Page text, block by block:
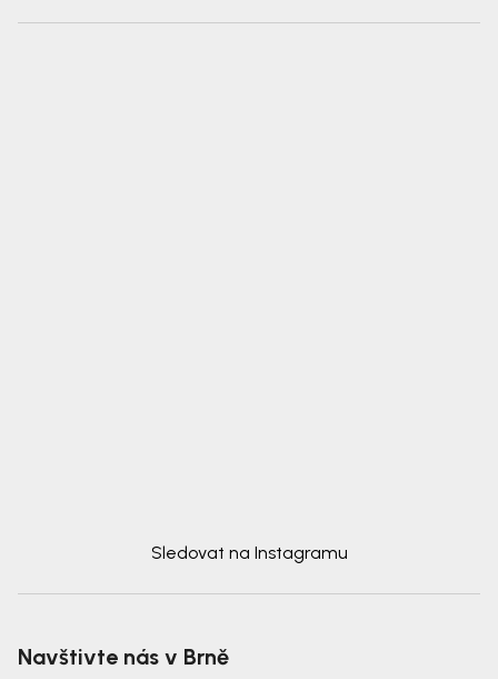
Sledovat na Instagramu
Navštivte nás v Brně